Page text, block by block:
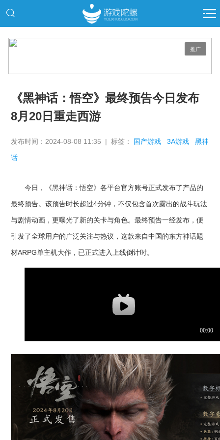
推广
《黑神话：悟空》最终预告今日发布
8月20日重走西游
发布时间：2024-08-08 11:35 | 标签： 国产游戏 3A游戏 黑神
话
今日，《黑神话：悟空》各平台官方账号正式发布了产品的
最终预告。该预告时长超过4分钟，不仅包含首次露出的战斗玩法
与剧情动画，更曝光了新的关卡与角色。最终预告一经发布，便
引发了全球用户的广泛关注与热议，这款来自中国的东方神话题
材ARPG单主机大作，已正式进入上线倒计时。